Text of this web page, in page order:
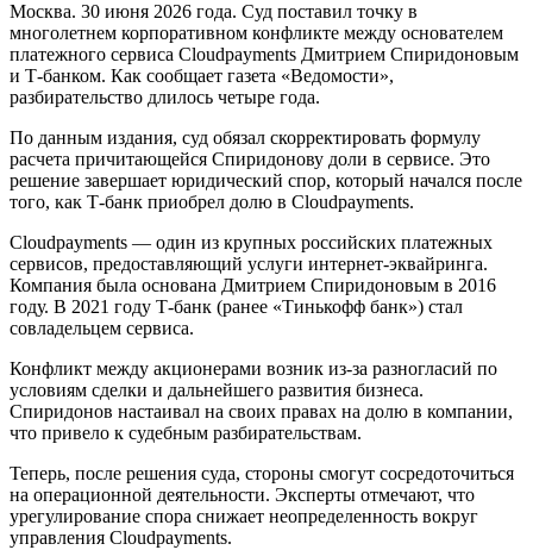
Москва. 30 июня 2026 года. Суд поставил точку в
многолетнем корпоративном конфликте между основателем
платежного сервиса Cloudpayments Дмитрием Спиридоновым
и Т-банком. Как сообщает газета «Ведомости»,
разбирательство длилось четыре года.
По данным издания, суд обязал скорректировать формулу
расчета причитающейся Спиридонову доли в сервисе. Это
решение завершает юридический спор, который начался после
того, как Т-банк приобрел долю в Cloudpayments.
Cloudpayments — один из крупных российских платежных
сервисов, предоставляющий услуги интернет-эквайринга.
Компания была основана Дмитрием Спиридоновым в 2016
году. В 2021 году Т-банк (ранее «Тинькофф банк») стал
совладельцем сервиса.
Конфликт между акционерами возник из-за разногласий по
условиям сделки и дальнейшего развития бизнеса.
Спиридонов настаивал на своих правах на долю в компании,
что привело к судебным разбирательствам.
Теперь, после решения суда, стороны смогут сосредоточиться
на операционной деятельности. Эксперты отмечают, что
урегулирование спора снижает неопределенность вокруг
управления Cloudpayments.